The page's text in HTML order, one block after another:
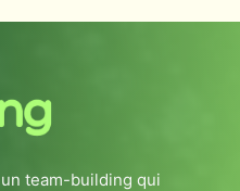
team-building qui